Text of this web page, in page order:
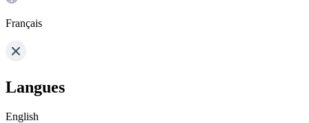
Français
Langues
English